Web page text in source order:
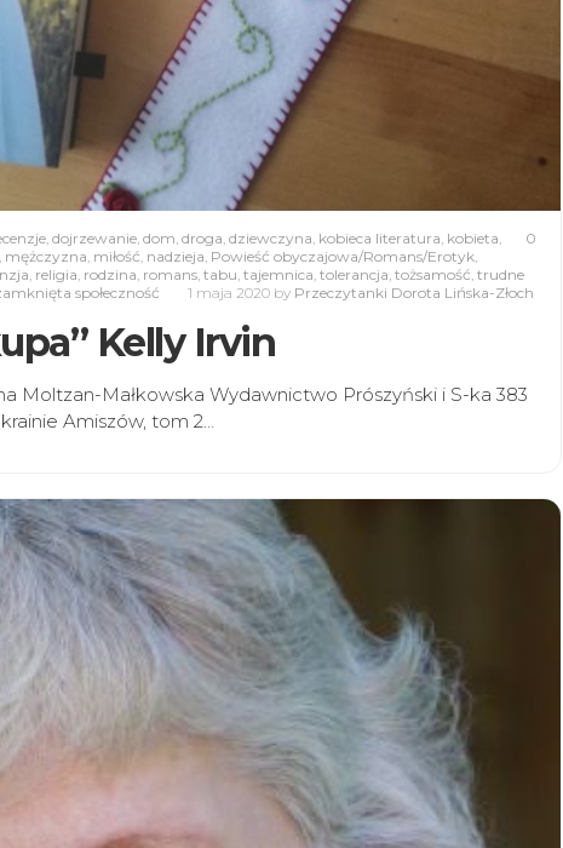
0
dojrzewanie dom droga dziewczyna kobieca literatura kobieta
mężczyzna miłość nadzieja Powieść obyczajowa/Romans/Erotyk
religia rodzina romans tabu tajemnica tolerancja tożsamość trudne
społeczność 1 maja 2020 by Przeczytanki Dorota Lińska-Złoch
Kelly Irvin
Moltzan-Małkowska Wydawnictwo Prószyński i S-ka 383
Amiszów, tom 2…